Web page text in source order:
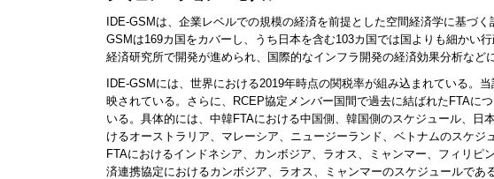
IDE-GSMは、企業レベルでの規模の経済を前提とした空間経済学に基づ
GSMは169カ国をカバーし、うち日本を含む103カ国では国よりも細かい
経済研究所で開発が進められ、国際的なインフラ開発の経済効果分析など
IDE-GSMには、世界における2019年時点の関税率が組み込まれている。
映されている。さらに、RCEP協定メンバー国間で過去に結ばれたFTAに
いる。具体的には、中韓FTAにおける中国側、韓国側のスケジュール、日
けるオーストラリア、マレーシア、ニュージーランド、ベトナムのスケ
FTAにおけるインドネシア、カンボジア、ラオス、ミャンマー、フィリ
済連携協定におけるカンボジア、ラオス、ミャンマーのスケジュールであ